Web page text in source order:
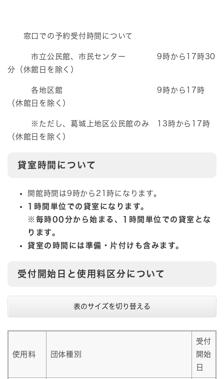
窓口での予約受付時間について
市立公民館、市民センター 9時から17時30
分（休館日を除く）
各地区館 9時から17時
（休館日を除く）
※ただし、葛城上地区公民館のみ 13時から17時
（休館日を除く）
貸室時間について
開館時間は9時から21時になります。
1時間単位での貸室になります。
※毎時00分から始まる、1時間単位での貸室とな
ります。
貸室の時間には準備・片付けも含みます。
受付開始日と使用料区分について
表のサイズを切り替える
使用料 団体種別
受付
開始
日